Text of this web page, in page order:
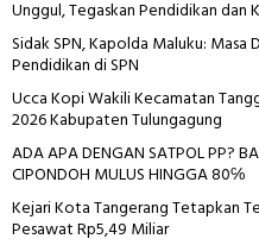
Unggul, Tegaskan Pendidikan dan
Sidak SPN, Kapolda Maluku:
Pendidikan di SPN
Ucca Kopi Wakili Kecamatan
2026 Kabupaten Tulungagung
ADA APA DENGAN SATPOL PP?
CIPONDOH MULUS HINGGA 80℅
Kejari Kota Tangerang Tetapkan
Pesawat Rp5,49 Miliar